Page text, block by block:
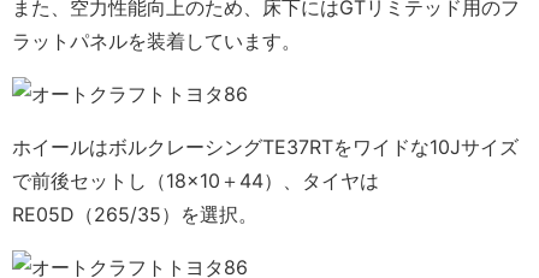
また、空力性能向上のため、床下にはGTリミテッド用のフ
ラットパネルを装着しています。
ホイールはボルクレーシングTE37RTをワイドな10Jサイズ
で前後セットし（18×10＋44）、タイヤは
RE05D（265/35）を選択。